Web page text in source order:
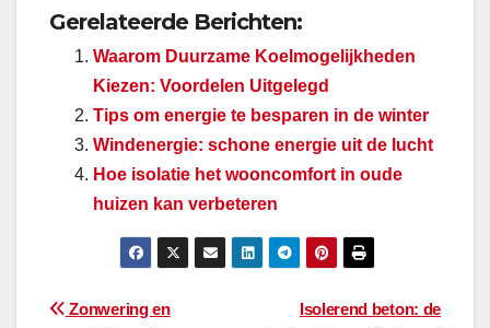
Gerelateerde Berichten:
Waarom Duurzame Koelmogelijkheden
Kiezen: Voordelen Uitgelegd
Tips om energie te besparen in de winter
Windenergie: schone energie uit de lucht
Hoe isolatie het wooncomfort in oude
huizen kan verbeteren
Bericht
Isolerend beton: de
Zonwering en